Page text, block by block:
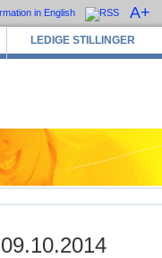
LEDIGE STILLINGER
A+